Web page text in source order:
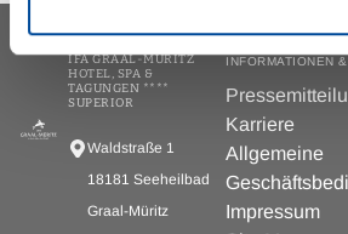
IFA GRAAL-MÜRITZ
HOTEL, SPA &
TAGUNGEN ****
SUPERIOR
Waldstraße 1
18181 Seeheilbad
Graal-Müritz
INFORMATIONEN
Karriere
Allgemeine
Impressum